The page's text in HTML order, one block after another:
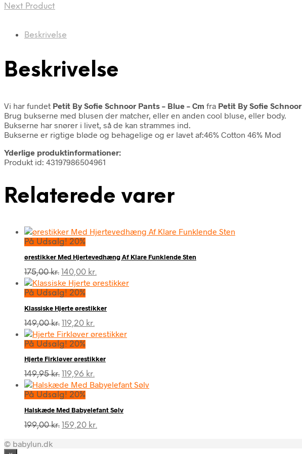
Next Product
Beskrivelse
Beskrivelse
Vi har fundet Petit By Sofie Schnoor Pants – Blue – Cm fra Petit By Sofie Schnoor
Brug bukserne med blusen der matcher, eller en anden cool bluse, eller body.
Bukserne har snører i livet, så de kan strammes ind.
Bukserne er rigtige bløde og behagelige og er lavet af:46% Cotton 46% Mod
Yderlige produktinformationer:
Produkt id: 43197986504961
Relaterede varer
På Udsalg! 20%
ørestikker Med Hjertevedhæng Af Klare Funklende Sten
175,00kr. Den
oprindelige
pris
175,00 kr..
140,00 kr.
aktuelle
140,00 kr..
På Udsalg! 20%
Klassiske Hjerte ørestikker
149,00kr. Den
oprindelige
pris
149,00 kr..
119,20 kr.
aktuelle
119,20 kr..
På Udsalg! 20%
Hjerte Firkløver ørestikker
149,95kr. Den
oprindelige
pris
149,95 kr..
119,96 kr.
aktuelle
119,96 kr..
På Udsalg! 20%
Halskæde Med Babyelefant Sølv
199,00kr. Den
159,20 kr.
© babylun.dk